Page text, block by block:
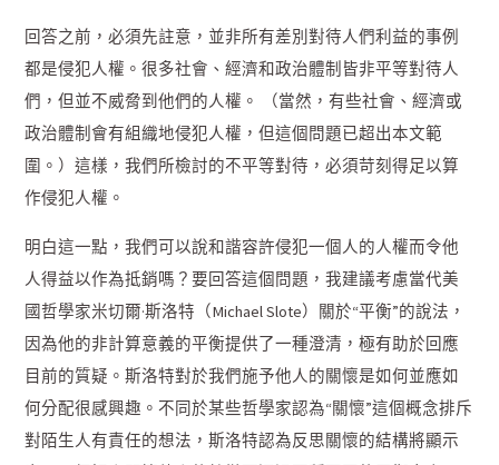
回答之前，必須先註意，並非所有差別對待人們利益的事例
都是侵犯人權。很多社會、經濟和政治體制皆非平等對待人
們，但並不威脅到他們的人權。 （當然，有些社會、經濟或
政治體制會有組織地侵犯人權，但這個問題已超出本文範
圍。）這樣，我們所檢討的不平等對待，必須苛刻得足以算
作侵犯人權。
明白這一點，我們可以說和諧容許侵犯一個人的人權而令他
人得益以作為抵銷嗎？要回答這個問題，我建議考慮當代美
國哲學家米切爾·斯洛特（Michael Slote）關於“平衡”的說法，
因為他的非計算意義的平衡提供了一種澄清，極有助於回應
目前的質疑。斯洛特對於我們施予他人的關懷是如何並應如
何分配很感興趣。不同於某些哲學家認為“關懷”這個概念排斥
對陌生人有責任的想法，斯洛特認為反思關懷的結構將顯示